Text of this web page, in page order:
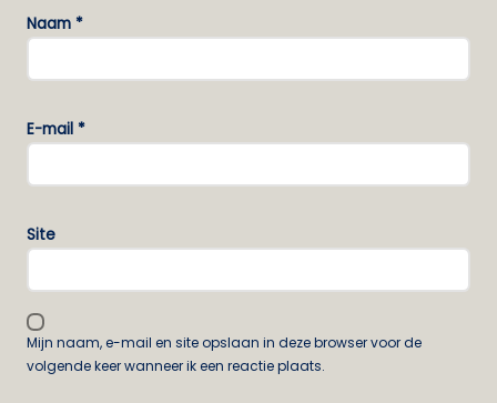
Naam *
E-mail *
Site
Mijn naam, e-mail en site opslaan in deze browser voor de
volgende keer wanneer ik een reactie plaats.